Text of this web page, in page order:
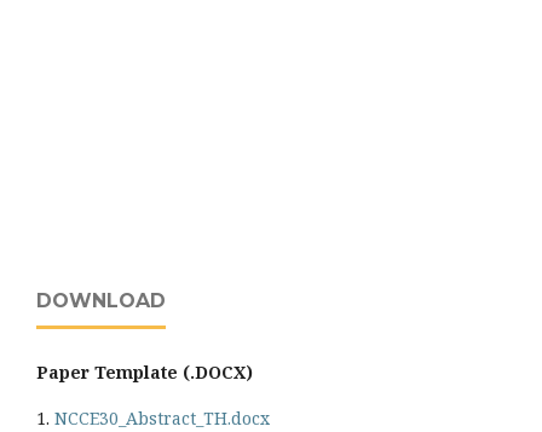
DOWNLOAD
Paper Template (.DOCX)
1. NCCE30_Abstract_TH.docx